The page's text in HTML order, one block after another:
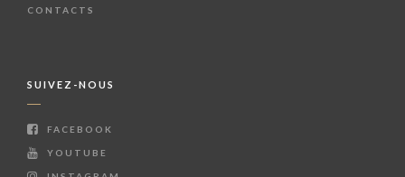
CONTACTS
SUIVEZ-NOUS
FACEBOOK
YOUTUBE